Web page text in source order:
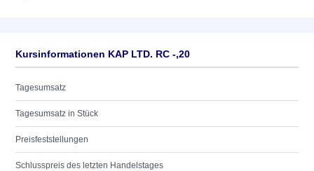
Kursinformationen KAP LTD. RC -,20
Tagesumsatz
Tagesumsatz in Stück
Preisfeststellungen
Schlusspreis des letzten Handelstages